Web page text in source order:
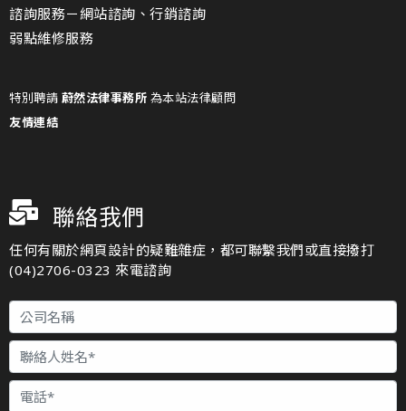
諮詢服務－網站諮詢、行銷諮詢
弱點維修服務
特別聘請 蔚然法律事務所 為本站法律顧問
友情連結
聯絡我們
任何有關於網頁設計的疑難雜症，都可聯繫我們或直接撥打
(04)2706-0323 來電諮詢